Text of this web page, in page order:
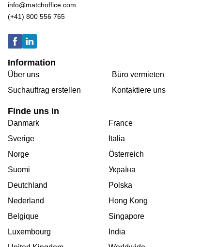
info@matchoffice.com
(+41) 800 556 765
Information
Über uns
Suchauftrag erstellen
Büro vermieten
Kontaktiere uns
Finde uns in
Danmark
Sverige
Norge
Suomi
Deutchland
Nederland
Belgique
Luxembourg
France
Italia
Österreich
Україна
Polska
Hong Kong
Singapore
India